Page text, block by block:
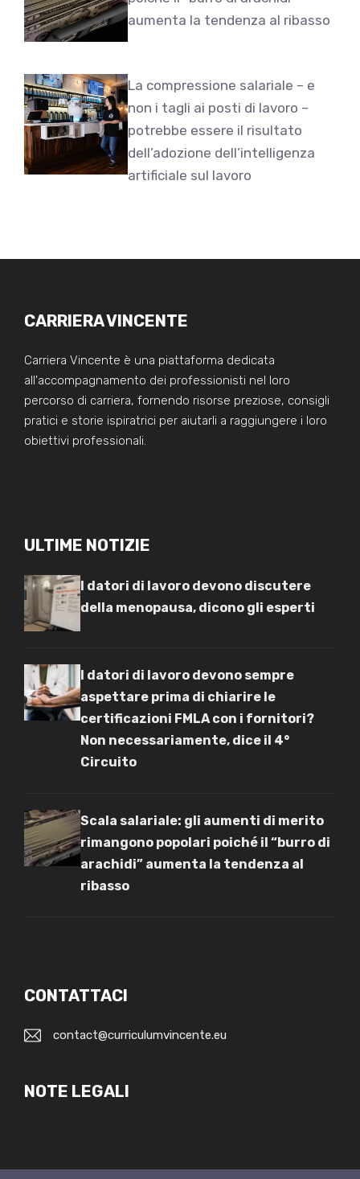
aumenta la tendenza al ribasso
La compressione salariale – e
non i tagli ai posti di lavoro –
potrebbe essere il risultato
dell’adozione dell’intelligenza
artificiale sul lavoro
CARRIERA VINCENTE
Carriera Vincente è una piattaforma dedicata
all'accompagnamento dei professionisti nel loro
percorso di carriera, fornendo risorse preziose, consigli
pratici e storie ispiratrici per aiutarli a raggiungere i loro
obiettivi professionali.
ULTIME NOTIZIE
I datori di lavoro devono discutere
della menopausa, dicono gli esperti
I datori di lavoro devono sempre
aspettare prima di chiarire le
certificazioni FMLA con i fornitori?
Non necessariamente, dice il 4°
Circuito
Scala salariale: gli aumenti di merito
rimangono popolari poiché il “burro di
arachidi” aumenta la tendenza al
ribasso
CONTATTACI
contact@curriculumvincente.eu
NOTE LEGALI